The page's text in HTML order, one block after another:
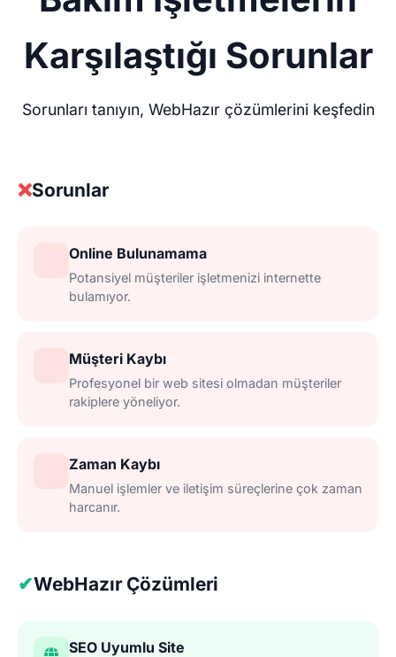
Karşılaştığı Sorunlar
Sorunları tanıyın, WebHazır çözümlerini keşfedin
❌Sorunlar
Online Bulunamama
Potansiyel müşteriler işletmenizi internette
bulamıyor.
Müşteri Kaybı
Profesyonel bir web sitesi olmadan müşteriler
rakiplere yöneliyor.
Zaman Kaybı
Manuel işlemler ve iletişim süreçlerine çok zaman
harcanır.
✔WebHazır Çözümleri
SEO Uyumlu Site